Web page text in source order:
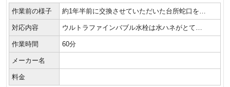
作業前の様子 約1年半前に交換させていただいた台所蛇口を…
対応内容 ウルトラファインバブル水栓は水ハネがとて…
作業時間 60分
メーカー名
料金